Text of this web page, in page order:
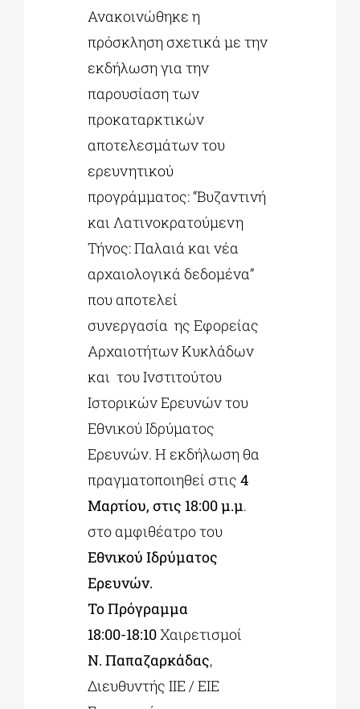
ΕΚΠΑΙΔΕΥΤΙΚΑ ΙΔΡΥΜΑΤΑ
ΠΟΛΙΤΙΣΤΙΚΟΙ ΦΟΡΕΙΣ
Ανακοινώθηκε η
πρόσκληση σχετικά με την
εκδήλωση για την
παρουσίαση των
προκαταρκτικών
αποτελεσμάτων του
ερευνητικού
προγράμματος: “Βυζαντινή
και Λατινοκρατούμενη
Τήνος: Παλαιά και νέα
αρχαιολογικά δεδομένα”
που αποτελεί
συνεργασία ης Εφορείας
Αρχαιοτήτων Κυκλάδων
και του Ινστιτούτου
Ιστορικών Ερευνών του
Εθνικού Ιδρύματος
Ερευνών. Η εκδήλωση θα
πραγματοποιηθεί στις4
Μαρτίου, στις 18:00 μ.μ.
στο αμφιθέατρο του
Εθνικού Ιδρύματος
Ερευνών.
Το Πρόγραμμα
18:00-18:10Χαιρετισμοί
Ν. Παπαζαρκάδας,
Διευθυντής ΙΙΕ / ΕΙΕ